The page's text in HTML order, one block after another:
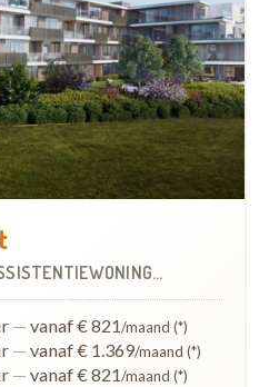
— vanaf € 821/maand (*)
— vanaf € 1.369/maand (*)
— vanaf € 821/maand (*)